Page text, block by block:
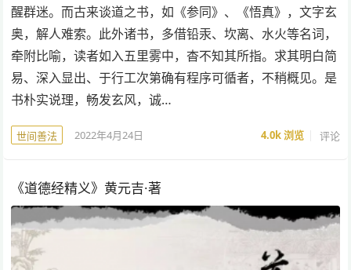
醒群迷。而古来谈道之书，如《参同》、《悟真》，文字玄
奥，解人难索。此外诸书，多借铅汞、坎离、水火等名词，
牵附比喻，读者如入五里雾中，杳不知其所指。求其明白简
易、深入显出、于行工次第确有程序可循者，不稍概见。是
书朴实说理，畅发玄风，诚…
世间善法 2022年4月24日 4.0k浏览 评论
《道德经精义》黄元吉·著